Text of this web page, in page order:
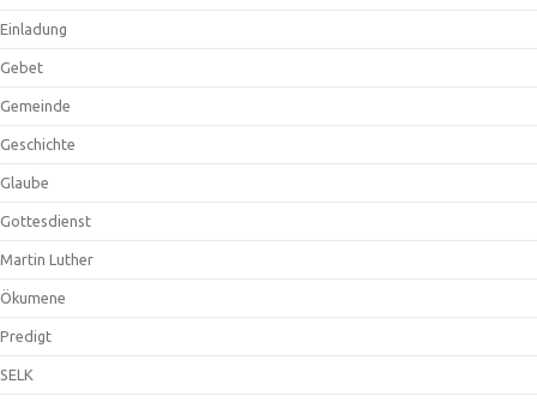
Einladung
Gebet
Gemeinde
Geschichte
Glaube
Gottesdienst
Martin Luther
Ökumene
Predigt
SELK